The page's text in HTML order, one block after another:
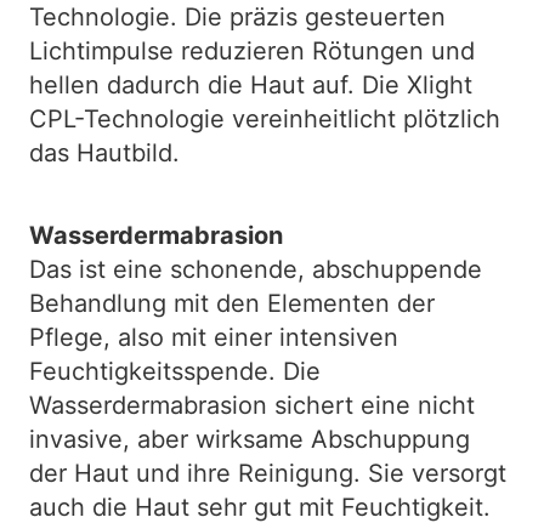
Technologie. Die präzis gesteuerten
Lichtimpulse reduzieren Rötungen und
hellen dadurch die Haut auf. Die Xlight
CPL-Technologie vereinheitlicht plötzlich
das Hautbild.
Wasserdermabrasion
Das ist eine schonende, abschuppende
Behandlung mit den Elementen der
Pflege, also mit einer intensiven
Feuchtigkeitsspende. Die
Wasserdermabrasion sichert eine nicht
invasive, aber wirksame Abschuppung
der Haut und ihre Reinigung. Sie versorgt
auch die Haut sehr gut mit Feuchtigkeit.